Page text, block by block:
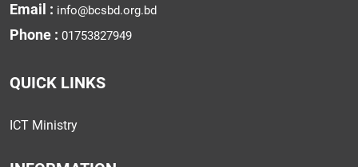
Email : info@bcsbd.org.bd
Phone : 01753827949
QUICK LINKS
ICT Ministry